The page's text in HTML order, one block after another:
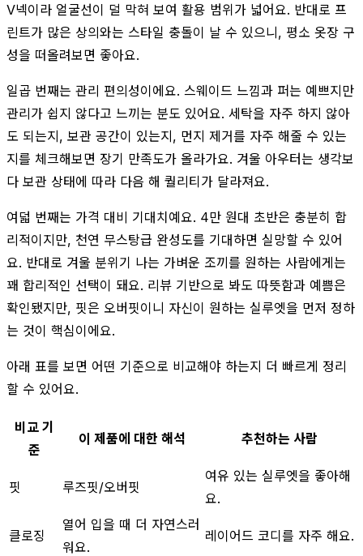
V넥이라 얼굴선이 덜 막혀 보여 활용 범위가 넓어요. 반대로 프
린트가 많은 상의와는 스타일 충돌이 날 수 있으니, 평소 옷장 구
성을 떠올려보면 좋아요.
일곱 번째는 관리 편의성이에요. 스웨이드 느낌과 퍼는 예쁘지만
관리가 쉽지 않다고 느끼는 분도 있어요. 세탁을 자주 하지 않아
도 되는지, 보관 공간이 있는지, 먼지 제거를 자주 해줄 수 있는
지를 체크해보면 장기 만족도가 올라가요. 겨울 아우터는 생각보
다 보관 상태에 따라 다음 해 퀄리티가 달라져요.
여덟 번째는 가격 대비 기대치예요. 4만 원대 초반은 충분히 합
리적이지만, 천연 무스탕급 완성도를 기대하면 실망할 수 있어
요. 반대로 겨울 분위기 나는 가벼운 조끼를 원하는 사람에게는
꽤 합리적인 선택이 돼요. 리뷰 기반으로 봐도 따뜻함과 예쁨은
확인됐지만, 핏은 오버핏이니 자신이 원하는 실루엣을 먼저 정하
는 것이 핵심이에요.
아래 표를 보면 어떤 기준으로 비교해야 하는지 더 빠르게 정리
할 수 있어요.
비교 기
준
이 제품에 대한 해석 추천하는 사람
핏 루즈핏/오버핏
여유 있는 실루엣을 좋아해
요.
클로징
열어 입을 때 더 자연스러
워요.
레이어드 코디를 자주 해요.